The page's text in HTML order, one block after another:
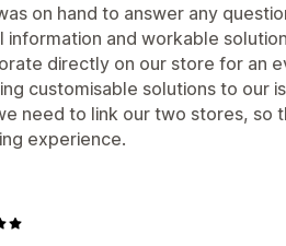
on hand to answer any
information and workable
directly on our store for an
customisable solutions to our
need to link our two stores, so
experience.